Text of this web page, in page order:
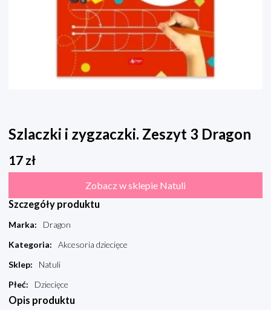
Szlaczki i zygzaczki. Zeszyt 3 Dragon
17 zł
Zobacz w sklepie Natuli
Szczegóły produktu
Marka:
Dragon
Kategoria:
Akcesoria dziecięce
Sklep:
Natuli
Płeć: Dziecięce
Opis produktu